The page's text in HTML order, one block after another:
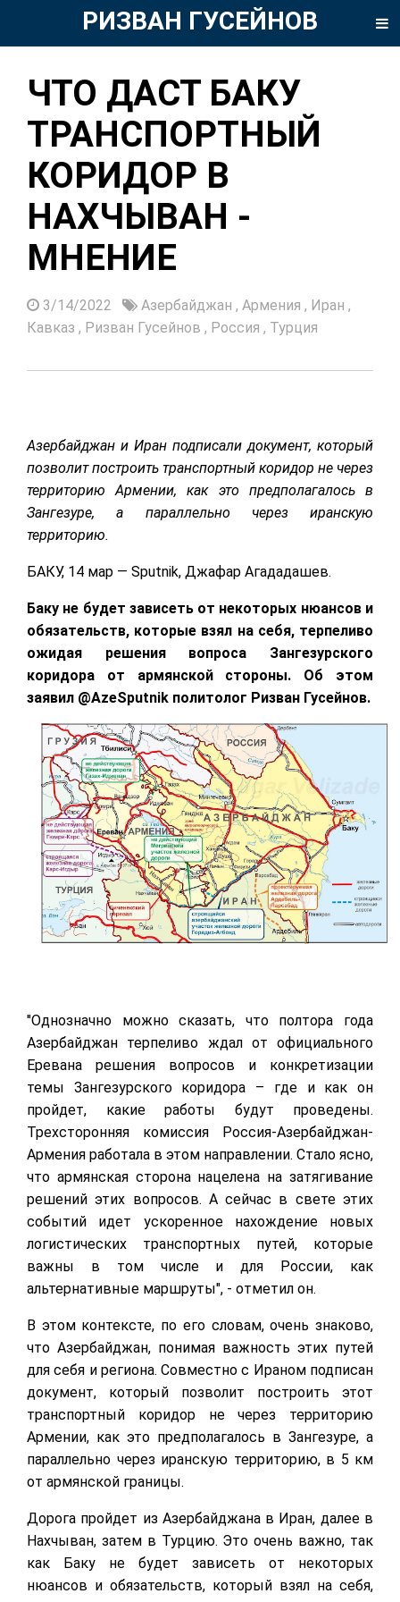
РИЗВАН ГУСЕЙНОВ
ЧТО ДАСТ БАКУ
ТРАНСПОРТНЫЙ
КОРИДОР В
НАХЧЫВАН -
МНЕНИЕ
3/14/2022 Азербайджан , Армения , Иран ,
Кавказ , Ризван Гусейнов , Россия , Турция
Азербайджан и Иран подписали документ, который
позволит построить транспортный коридор не через
территорию Армении, как это предполагалось в
Зангезуре, а параллельно через иранскую
территорию.
БАКУ, 14 мар — Sputnik, Джафар Агададашев.
Баку не будет зависеть от некоторых нюансов и
обязательств, которые взял на себя, терпеливо
ожидая решения вопроса Зангезурского
коридора от армянской стороны. Об этом
заявил @AzeSputnik политолог Ризван Гусейнов.
"Однозначно можно сказать, что полтора года
Азербайджан терпеливо ждал от официального
Еревана решения вопросов и конкретизации
темы Зангезурского коридора – где и как он
пройдет, какие работы будут проведены.
Трехсторонняя комиссия Россия-Азербайджан-
Армения работала в этом направлении. Стало ясно,
что армянская сторона нацелена на затягивание
решений этих вопросов. А сейчас в свете этих
событий идет ускоренное нахождение новых
логистических транспортных путей, которые
важны в том числе и для России, как
альтернативные маршруты", - отметил он.
В этом контексте, по его словам, очень знаково,
что Азербайджан, понимая важность этих путей
для себя и региона. Совместно с Ираном подписан
документ, который позволит построить этот
транспортный коридор не через территорию
Армении, как это предполагалось в Зангезуре, а
параллельно через иранскую территорию, в 5 км
от армянской границы.
Дорога пройдет из Азербайджана в Иран, далее в
Нахчыван, затем в Турцию. Это очень важно, так
как Баку не будет зависеть от некоторых
нюансов и обязательств, который взял на себя,